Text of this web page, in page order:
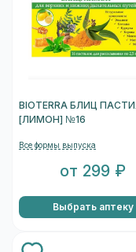
BIOTERRA БЛИЦ
[ЛИМОН] №16
Все формы выпуска
от 299 ₽
Выбрать аптеку